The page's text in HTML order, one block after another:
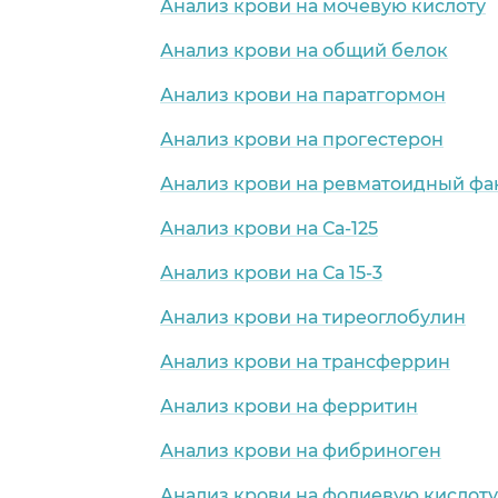
Анализ крови на мочевую кислоту
Анализ крови на общий белок
Анализ крови на паратгормон
Анализ крови на прогестерон
Анализ крови на ревматоидный
Анализ крови на Са-125
Анализ крови на Са 15-3
Анализ крови на тиреоглобулин
Анализ крови на трансферрин
Анализ крови на ферритин
Анализ крови на фибриноген